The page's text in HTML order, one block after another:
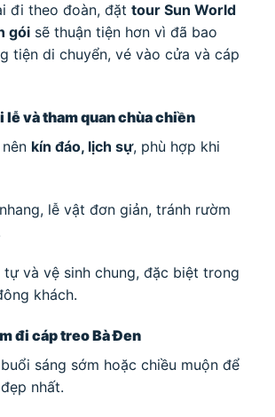
đi theo đoàn, đặt tour Sun World
góisẽ thuận tiện hơn vì đã bao
tiện di chuyển, vé vào cửa và cáp
lễ và tham quan chùa chiền
kín đáo, lịch sự, phù hợp khi
lễ vật đơn giản, tránh rườm
và vệ sinh chung, đặc biệt trong
khách.
đi cáp treo Bà Đen
sáng sớm hoặc chiều muộn để
nhất.